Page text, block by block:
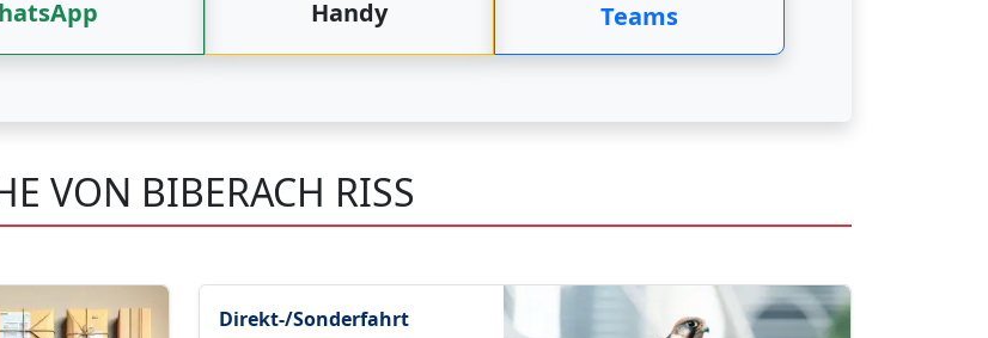
Handy Teams
VON BIBERACH RISS
Direkt-/Sonderfahrt